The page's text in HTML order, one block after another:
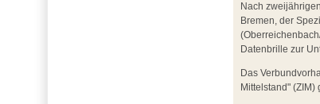
Nach
Bremen, der
Datenbrille zur
Das
Mittelstand"